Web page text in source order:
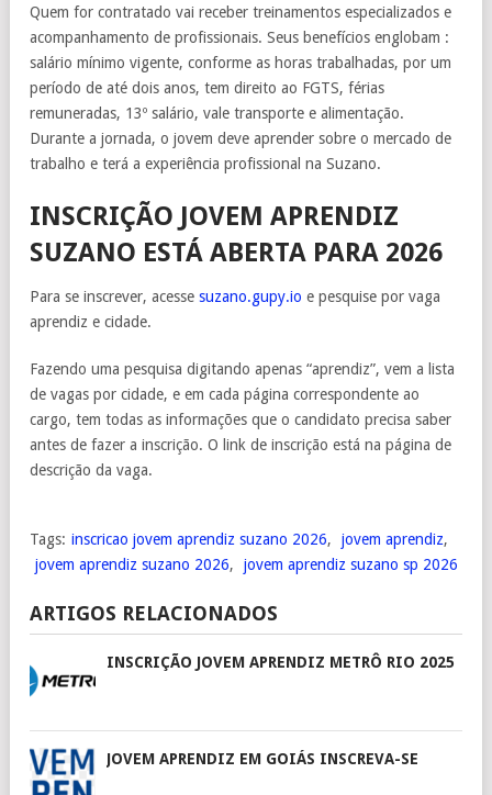
Quem for contratado vai receber treinamentos especializados e
acompanhamento de profissionais. Seus benefícios englobam :
salário mínimo vigente, conforme as horas trabalhadas, por um
período de até dois anos, tem direito ao FGTS, férias
remuneradas, 13º salário, vale transporte e alimentação.
Durante a jornada, o jovem deve aprender sobre o mercado de
trabalho e terá a experiência profissional na Suzano.
INSCRIÇÃO JOVEM APRENDIZ
SUZANO ESTÁ ABERTA PARA 2026
Para se inscrever, acesse suzano.gupy.io e pesquise por vaga
aprendiz e cidade.
Fazendo uma pesquisa digitando apenas “aprendiz”, vem a lista
de vagas por cidade, e em cada página correspondente ao
cargo, tem todas as informações que o candidato precisa saber
antes de fazer a inscrição. O link de inscrição está na página de
descrição da vaga.
Tags: inscricao jovem aprendiz suzano 2026, jovem aprendiz,
jovem aprendiz suzano 2026, jovem aprendiz suzano sp 2026
ARTIGOS RELACIONADOS
INSCRIÇÃO JOVEM APRENDIZ METRÔ RIO 2025
JOVEM APRENDIZ EM GOIÁS INSCREVA-SE